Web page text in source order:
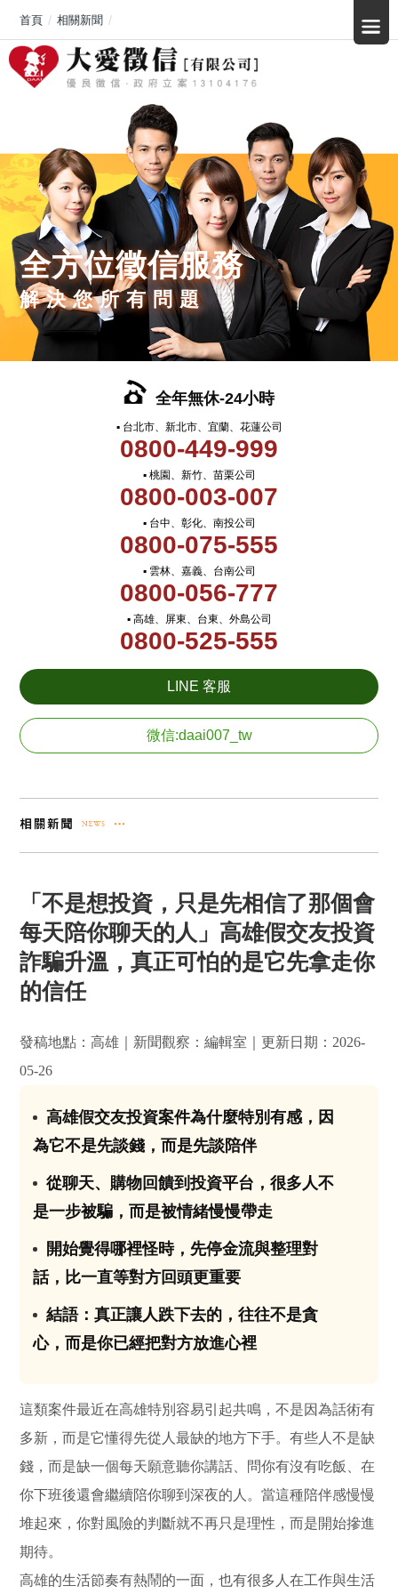
全方位徵信服務
解決您所有問題
全年無休-24小時
▪ 台北市、新北市、宜蘭、花蓮公司
0800-449-999
▪ 桃園、新竹、苗栗公司
0800-003-007
▪ 台中、彰化、南投公司
0800-075-555
▪ 雲林、嘉義、台南公司
0800-056-777
▪ 高雄、屏東、台東、外島公司
0800-525-555
LINE 客服
微信:daai007_tw
首頁 相關新聞
「不是想投資，只是先相信了那個會每天陪你聊天的人」高雄假交友投
「不是想投資，只是先相信了那個會
每天陪你聊天的人」高雄假交友投資
詐騙升溫，真正可怕的是它先拿走你
的信任
發稿地點：高雄｜新聞觀察：編輯室｜更新日期：2026-
05-26
高雄假交友投資案件為什麼特別有感，因
為它不是先談錢，而是先談陪伴
從聊天、購物回饋到投資平台，很多人不
是一步被騙，而是被情緒慢慢帶走
開始覺得哪裡怪時，先停金流與整理對
話，比一直等對方回頭更重要
結語：真正讓人跌下去的，往往不是貪
心，而是你已經把對方放進心裡
這類案件最近在高雄特別容易引起共鳴，不是因為話術有
多新，而是它懂得先從人最缺的地方下手。有些人不是缺
錢，而是缺一個每天願意聽你講話、問你有沒有吃飯、在
你下班後還會繼續陪你聊到深夜的人。當這種陪伴感慢慢
堆起來，你對風險的判斷就不再只是理性，而是開始摻進
期待。
高雄的生活節奏有熱鬧的一面，也有很多人在工作與生活